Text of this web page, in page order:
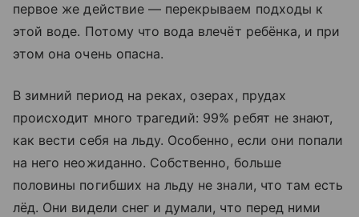
первое же действие — перекрываем подходы к
этой воде. Потому что вода влечёт ребёнка, и при
этом она очень опасна.
В зимний период на реках, озерах, прудах
происходит много трагедий: 99% ребят не знают,
как вести себя на льду. Особенно, если они попали
на него неожиданно. Собственно, больше
половины погибших на льду не знали, что там есть
лёд. Они видели снег и думали, что перед ними